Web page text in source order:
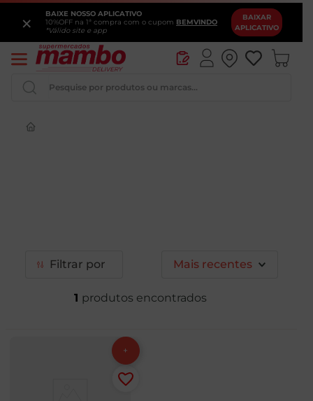
BAIXE NOSSO APLICATIVO
10%OFF na 1ª compra com o cupom BEMVINDO
*Válido site e app
BAIXAR
APLICATIVO
×
Pesquise por produtos ou marcas...
Filtrar Mais recentes
1